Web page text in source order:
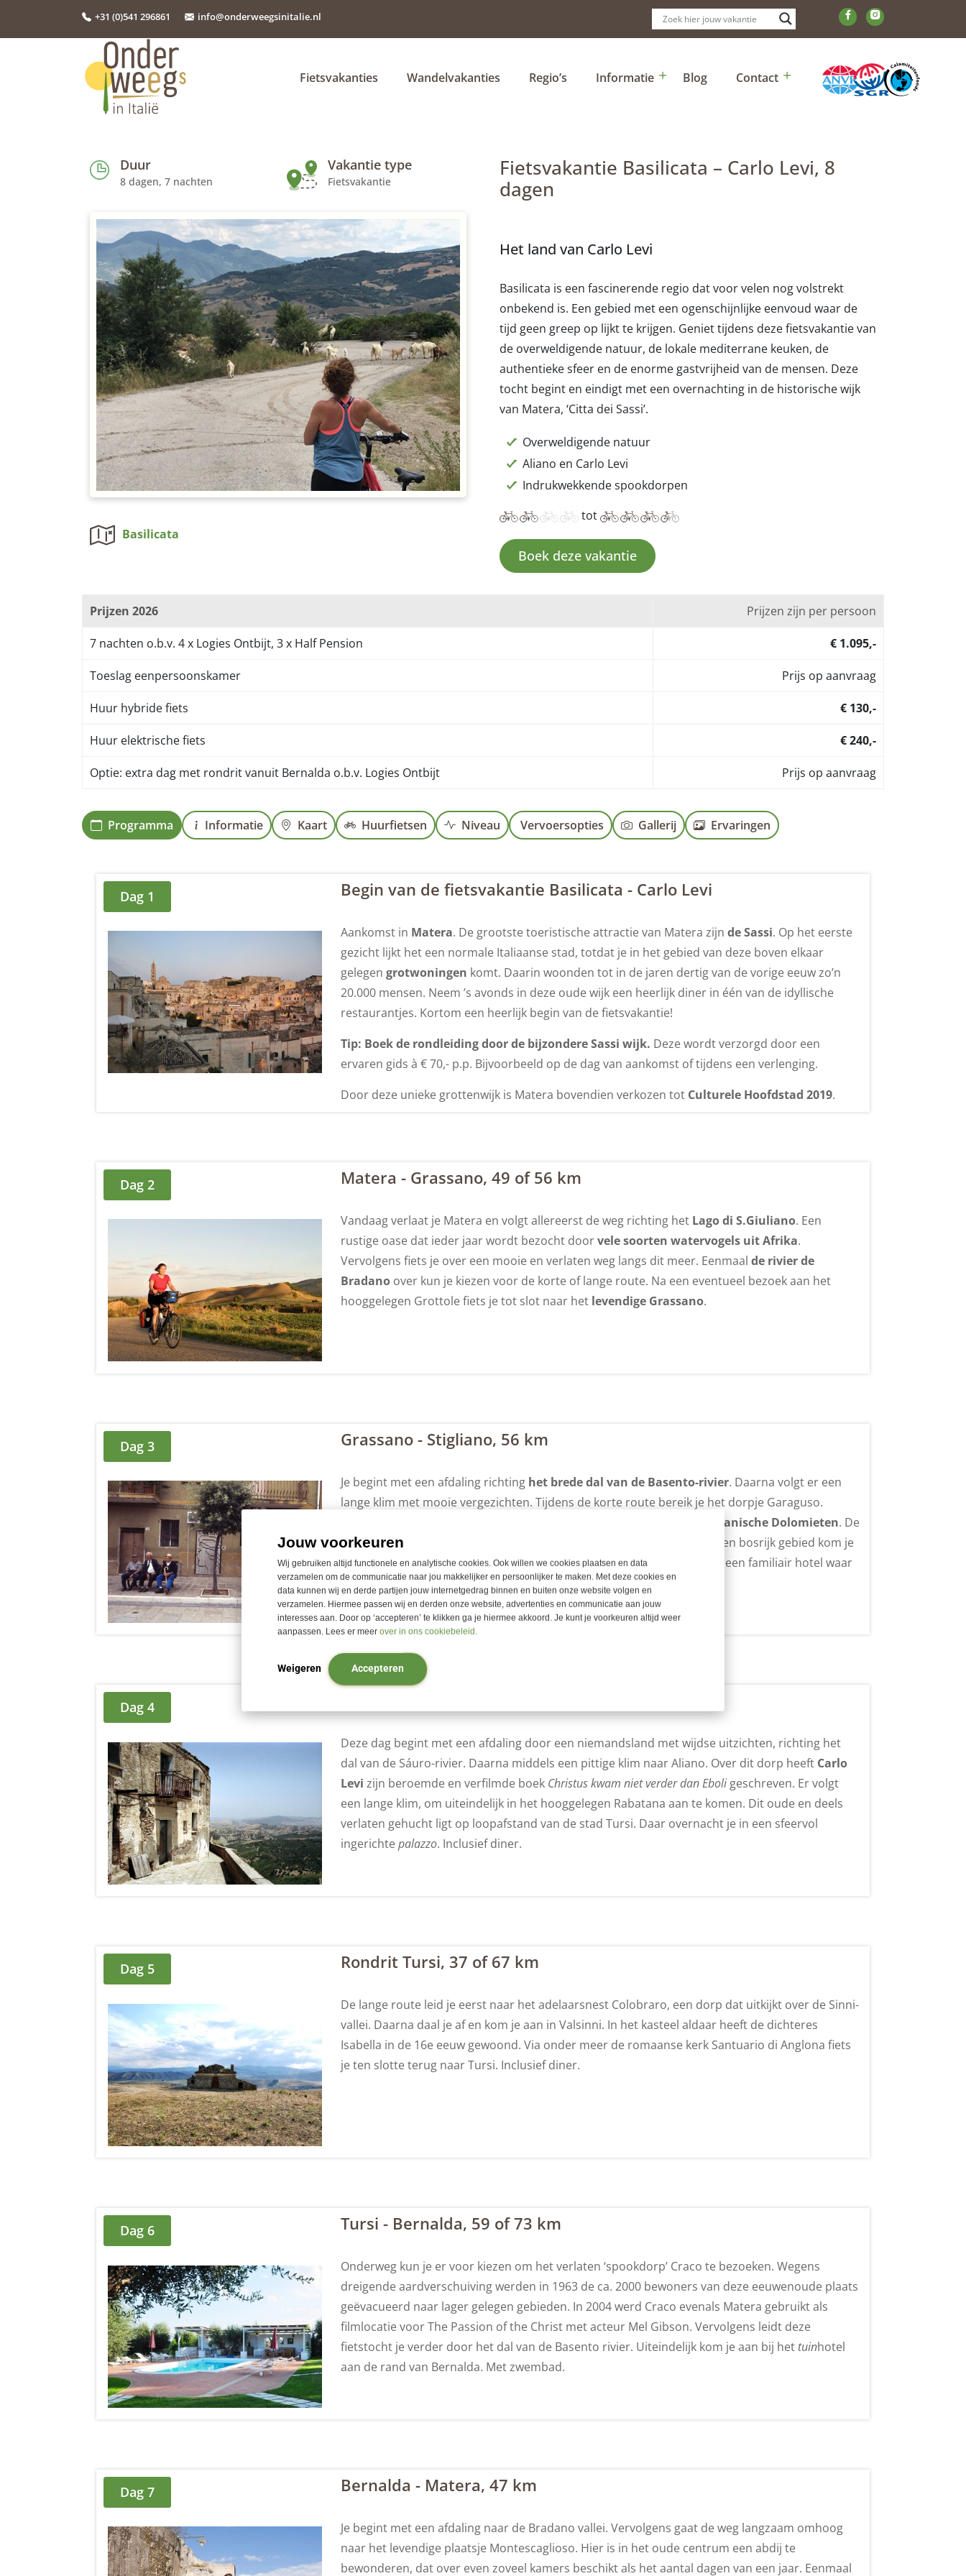
Jouw voorkeuren
Wij gebruiken altijd functionele en analytische cookies. Ook willen we cookies plaatsen en data
verzamelen om de communicatie naar jou makkelijker en persoonlijker te maken. Met deze cookies en
data kunnen wij en derde partijen jouw internetgedrag binnen en buiten onze website volgen en
verzamelen. Hiermee passen wij en derden onze website, advertenties en communicatie aan jouw
interesses aan. Door op ‘accepteren’ te klikken ga je hiermee akkoord. Je kunt je voorkeuren altijd weer
aanpassen. Lees er meer over in ons cookiebeleid.
Weigeren Accepteren
+31 (0)541 296861 info@onderweegsinitalie.nl
Fietsvakanties Wandelvakanties Regio’s Informatie Blog Contact
Duur
8 dagen, 7 nachten
Vakantie type
Fietsvakantie
Basilicata
Fietsvakantie Basilicata – Carlo Levi, 8
dagen
Het land van Carlo Levi
Basilicata is een fascinerende regio dat voor velen nog volstrekt
onbekend is. Een gebied met een ogenschijnlijke eenvoud waar de
tijd geen greep op lijkt te krijgen. Geniet tijdens deze fietsvakantie van
de overweldigende natuur, de lokale mediterrane keuken, de
authentieke sfeer en de enorme gastvrijheid van de mensen. Deze
tocht begint en eindigt met een overnachting in de historische wijk
van Matera, ‘Citta dei Sassi’.
Overweldigende natuur
Aliano en Carlo Levi
Indrukwekkende spookdorpen
tot
Boek deze vakantie
Prijzen 2026 Prijzen zijn per persoon
7 nachten o.b.v. 4 x Logies Ontbijt, 3 x Half Pension € 1.095,-
Toeslag eenpersoonskamer Prijs op aanvraag
Huur hybride fiets € 130,-
Huur elektrische fiets € 240,-
Optie: extra dag met rondrit vanuit Bernalda o.b.v. Logies Ontbijt Prijs op aanvraag
Programma Informatie Kaart Huurfietsen Niveau Vervoersopties Gallerij Ervaringen
Dag 1 Begin van de fietsvakantie Basilicata - Carlo Levi
Aankomst in Matera. De grootste toeristische attractie van Matera zijn de Sassi. Op het eerste
gezicht lijkt het een normale Italiaanse stad, totdat je in het gebied van deze boven elkaar
gelegen grotwoningen komt. Daarin woonden tot in de jaren dertig van de vorige eeuw zo’n
20.000 mensen. Neem ’s avonds in deze oude wijk een heerlijk diner in één van de idyllische
restaurantjes. Kortom een heerlijk begin van de fietsvakantie!
Tip: Boek de rondleiding door de bijzondere Sassi wijk. Deze wordt verzorgd door een
ervaren gids à € 70,- p.p. Bijvoorbeeld op de dag van aankomst of tijdens een verlenging.
Door deze unieke grottenwijk is Matera bovendien verkozen tot Culturele Hoofdstad 2019.
Dag 2 Matera - Grassano, 49 of 56 km
Vandaag verlaat je Matera en volgt allereerst de weg richting het Lago di S.Giuliano. Een
rustige oase dat ieder jaar wordt bezocht doorvele soorten watervogels uit Afrika.
Vervolgens fiets je over een mooie en verlaten weg langs dit meer. Eenmaal de rivier de
Bradanoover kun je kiezen voor de korte of lange route. Na een eventueel bezoek aan het
hooggelegen Grottole fiets je tot slot naar het levendige Grassano.
Dag 3 Grassano - Stigliano, 56 km
Je begint met een afdaling richting het brede dal van de Basento-rivier. Daarna volgt er een
lange klim met mooie vergezichten. Tijdens de korte route bereik je het dorpje Garaguso.
kleine Lucanische Dolomieten. De
lange route leid je daarnaast door San Mauro Forte. Via Accettura en een bosrijk gebied kom je
uiteindelijk aan inStigliano,Il Balcone dello Jonio. Hier overnacht je in een familiair hotel waar
er een heerlijk diner voor je wordt bereid.
Dag 4
Deze dag begint met een afdaling door een niemandsland met wijdse uitzichten, richting het
dal van de Sáuro-rivier. Daarna middels een pittige klim naar Aliano. Over dit dorp heeft Carlo
Levi zijn beroemde en verfilmde boek Christus kwam niet verder dan Eboligeschreven. Er volgt
een lange klim, om uiteindelijk in het hooggelegen Rabatana aan te komen. Dit oude en deels
verlaten gehucht ligt op loopafstand van de stad Tursi. Daar overnacht je in een sfeervol
ingerichtepalazzo. Inclusief diner.
Dag 5 Rondrit Tursi, 37 of 67 km
De lange route leid je eerst naar het adelaarsnest Colobraro, een dorp dat uitkijkt over de Sinni-
vallei. Daarna daal je af en kom je aan in Valsinni. In het kasteel aldaar heeft de dichteres
Isabella in de 16e eeuw gewoond. Via onder meer de romaanse kerk Santuario di Anglona fiets
je ten slotte terug naar Tursi. Inclusief diner.
Dag 6 Tursi - Bernalda, 59 of 73 km
Onderweg kun je er voor kiezen om het verlaten ‘spookdorp’ Craco te bezoeken. Wegens
dreigende aardverschuiving werden in 1963 de ca. 2000 bewoners van deze eeuwenoude plaats
geëvacueerd naar lager gelegen gebieden. In 2004 werd Craco evenals Matera gebruikt als
filmlocatie voor The Passion of the Christ met acteur Mel Gibson. Vervolgens leidt deze
fietstocht je verder door het dal van de Basento rivier. Uiteindelijk kom je aan bij het tuinhotel
aan de rand van Bernalda. Met zwembad.
Dag 7 Bernalda - Matera, 47 km
Je begint met een afdaling naar de Bradano vallei. Vervolgens gaat de weg langzaam omhoog
naar het levendige plaatsje Montescaglioso. Hier is in het oude centrum een abdij te
bewonderen, dat over even zoveel kamers beschikt als het aantal dagen van een jaar. Eenmaal